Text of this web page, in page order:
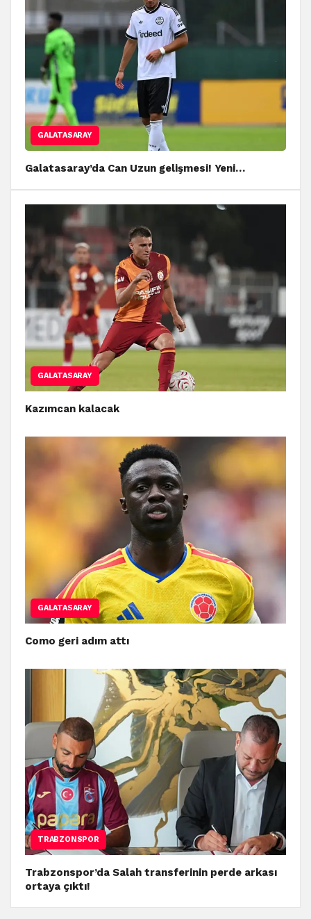
GALATASARAY
Galatasaray’da Can Uzun gelişmesi! Yeni…
GALATASARAY
Kazımcan kalacak
GALATASARAY
Como geri adım attı
TRABZONSPOR
Trabzonspor’da Salah transferinin perde arkası
ortaya çıktı!